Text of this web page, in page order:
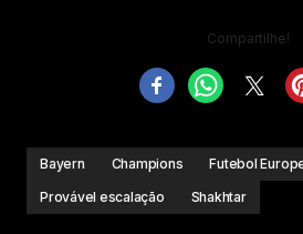
Compartilhe!
Bayern Champions
Futebol
Provável escalação
Shakhtar